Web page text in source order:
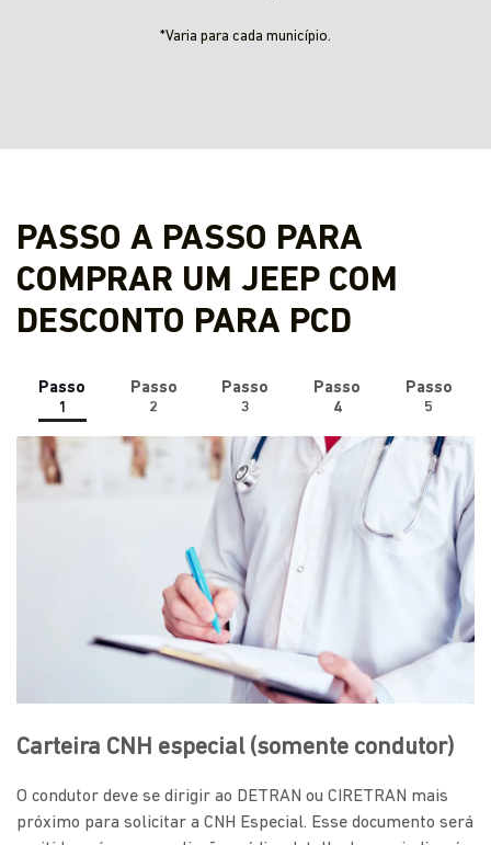
*Varia para cada município.
PASSO A PASSO PARA
COMPRAR UM JEEP COM
DESCONTO PARA PCD
Passo
1
Passo
2
Passo
3
Passo
4
Passo
5
Carteira CNH especial (somente condutor)
O condutor deve se dirigir ao DETRAN ou CIRETRAN mais
próximo para solicitar a CNH Especial. Esse documento será